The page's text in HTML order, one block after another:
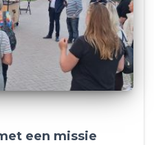
een missie